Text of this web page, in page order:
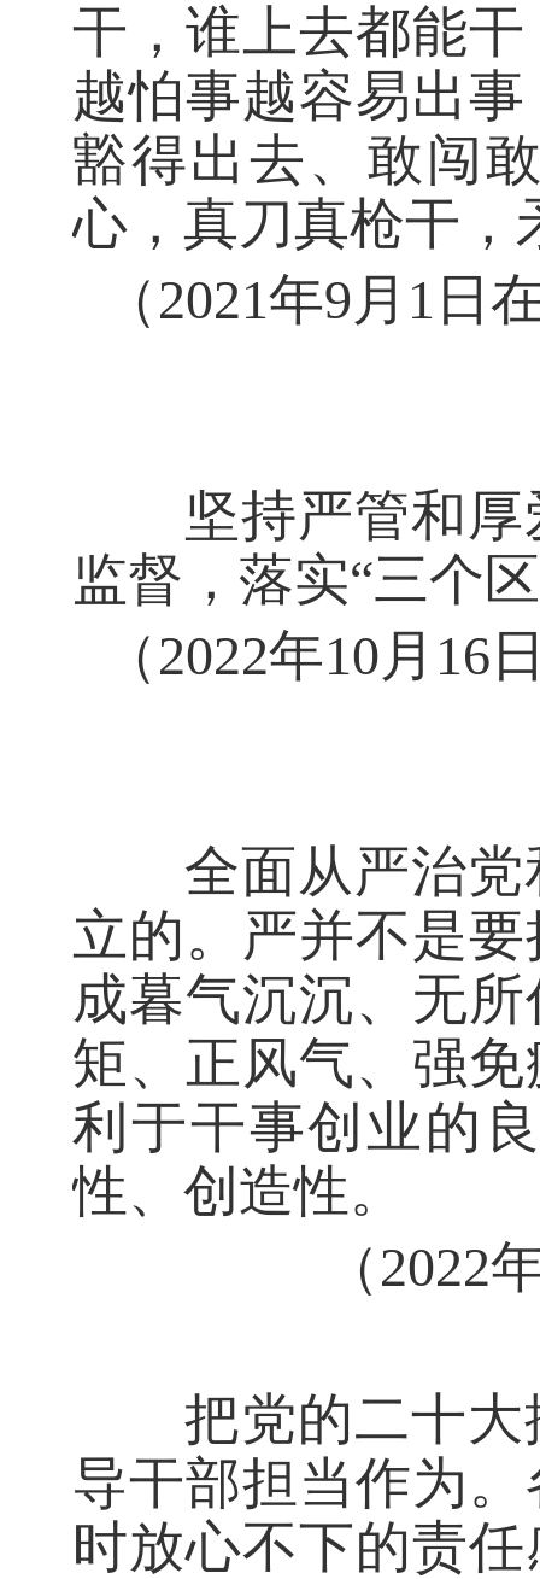
干，谁上去都能
越怕事越容易出
豁得出去、敢闯
心，真刀真枪干，
（2021年9月1
坚持严管和厚
监督，落实“三个
（2022年10月
全面从严治党
立的。严并不是
成暮气沉沉、无
矩、正风气、强
利于干事创业的
性、创造性。
（
把党的二十大
导干部担当作为
时放心不下的责